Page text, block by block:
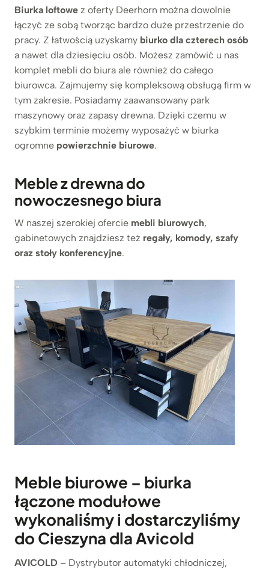
Biurka loftowe z oferty Deerhorn można dowolnie
łączyć ze sobą tworząc bardzo duże przestrzenie do
pracy. Z łatwością uzyskamy biurko dla czterech osób
a nawet dla dziesięciu osób. Możesz zamówić u nas
komplet mebli do biura ale również do całego
biurowca. Zajmujemy się kompleksową obsługą firm w
tym zakresie. Posiadamy zaawansowany park
maszynowy oraz zapasy drewna. Dzięki czemu w
szybkim terminie możemy wyposażyć w biurka
ogromne powierzchnie biurowe.
Meble z drewna do
nowoczesnego biura
W naszej szerokiej ofercie mebli biurowych,
gabinetowych znajdziesz też regały, komody, szafy
oraz stoły konferencyjne.
Meble biurowe – biurka
łączone modułowe
wykonaliśmy i dostarczyliśmy
do Cieszyna dla Avicold
AVICOLD – Dystrybutor automatyki chłodniczej,